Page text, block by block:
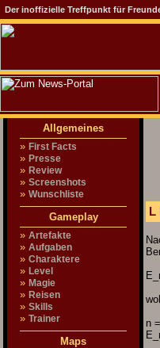
Der inoffizielle Treffpunkt für
Allgemeines
» First Facts
» Presse
» Review
» Screenshots
» Wunschliste
Gameplay
» Artefakte
» Aufgaben
» Charaktere
» Level
» Magie
» Reisen
» Skills
» Trainer
Maps
n